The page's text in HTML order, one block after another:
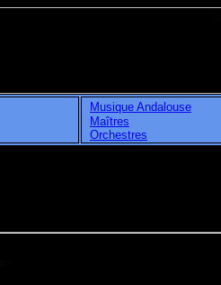
Musique Andalouse
Maîtres
Orchestres